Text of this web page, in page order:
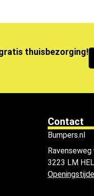
thuisbezorging!
Contact
Bumpers.nl
Ravenseweg
3223 LM